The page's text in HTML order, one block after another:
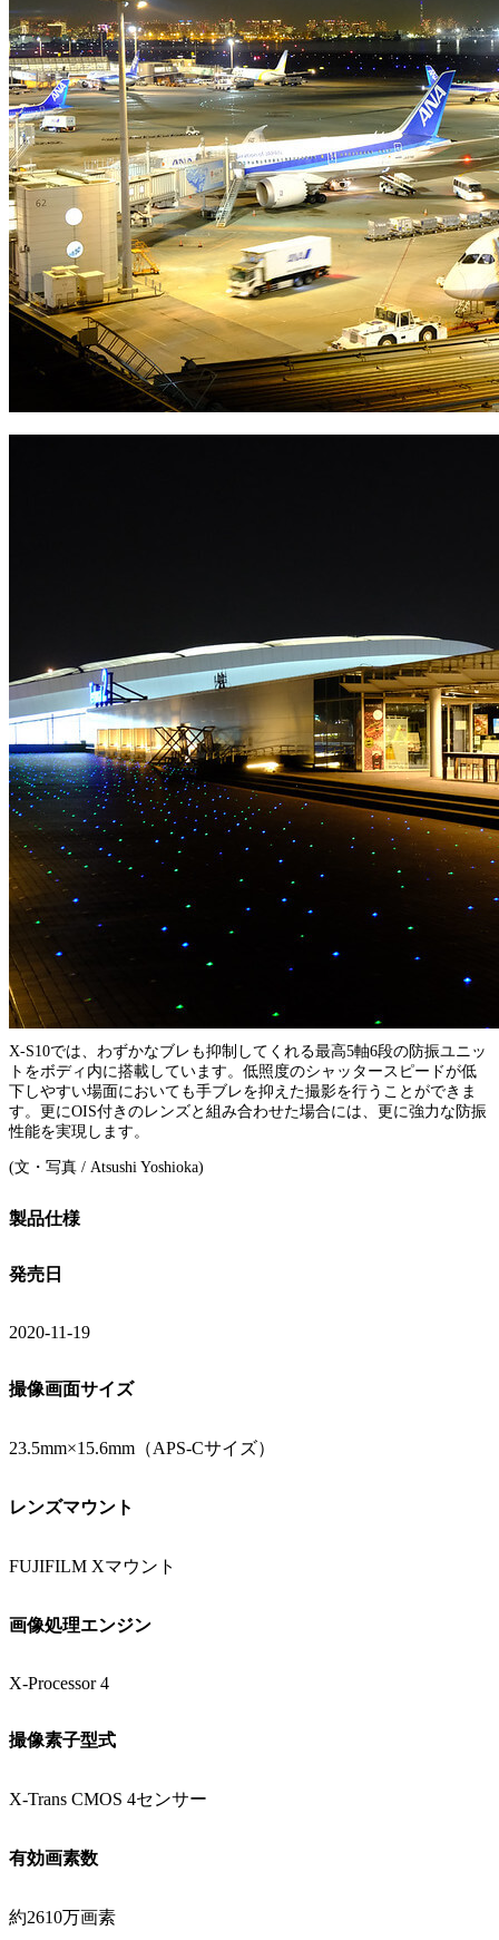
X-S10では、わずかなブレも抑制してくれる最高5軸6段の防振ユニッ
トをボディ内に搭載しています。低照度のシャッタースピードが低
下しやすい場面においても手ブレを抑えた撮影を行うことができま
す。更にOIS付きのレンズと組み合わせた場合には、更に強力な防振
性能を実現します。
(文・写真 / Atsushi Yoshioka)
製品仕様
発売日
2020-11-19
撮像画面サイズ
23.5mm×15.6mm（APS-Cサイズ）
レンズマウント
FUJIFILM Xマウント
画像処理エンジン
X-Processor 4
撮像素子型式
X-Trans CMOS 4センサー
有効画素数
約2610万画素